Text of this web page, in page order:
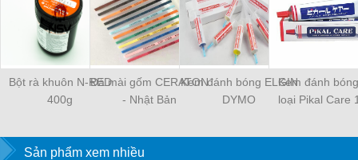
Bột rà khuôn N-RED
400g
Đá mài gốm CERATON
- Nhật Bản
Kem đánh bóng ELGIN
DYMO
Kem đánh
loại Pikal Care
Sản phẩm xem nhiều